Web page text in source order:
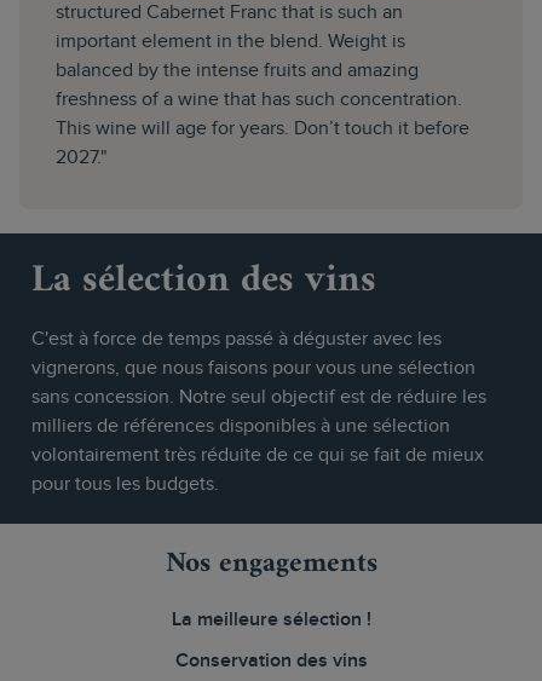
structured Cabernet Franc that is such an
important element in the blend. Weight is
balanced by the intense fruits and amazing
freshness of a wine that has such concentration.
This wine will age for years. Don’t touch it before
2027."
La sélection des vins
C'est à force de temps passé à déguster avec les
vignerons, que nous faisons pour vous une sélection
sans concession. Notre seul objectif est de réduire les
milliers de références disponibles à une sélection
volontairement très réduite de ce qui se fait de mieux
pour tous les budgets.
Nos engagements
La meilleure sélection !
Conservation des vins